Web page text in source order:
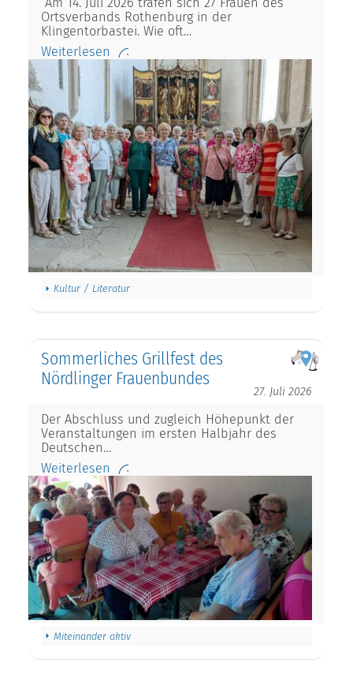
Ortsverbands Rothenburg in der
Klingentorbastei. Wie oft…
Weiterlesen
Kultur / Literatur
Sommerliches Grillfest des
Nördlinger Frauenbundes
27. Juli 2026
Der Abschluss und zugleich Höhepunkt der
Veranstaltungen im ersten Halbjahr des
Deutschen…
Weiterlesen
Miteinander aktiv